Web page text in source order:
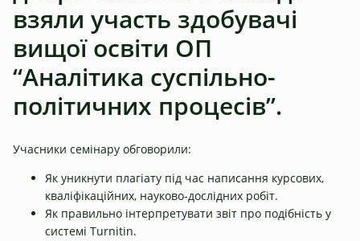
взяли участь здобувачі
вищої освіти ОП
“Аналітика суспільно-
політичних процесів”.
Учасники семінару обговорили:
Як уникнути плагіату під час написання курсових,
кваліфікаційних, науково-дослідних робіт.
Як правильно інтерпретувати звіт про подібність у
системі Turnitin.